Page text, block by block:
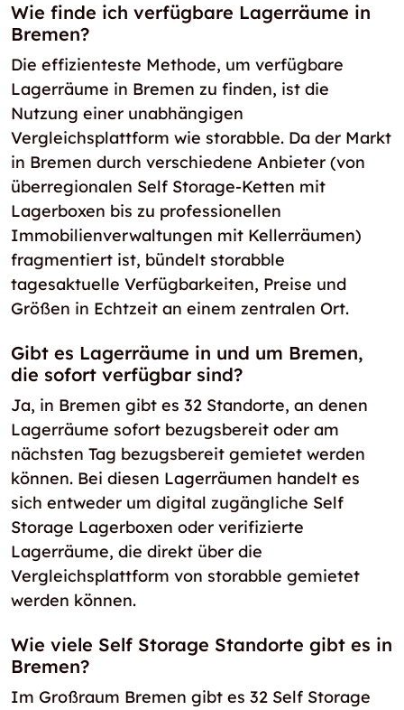
Wie finde ich verfügbare Lagerräume in
Bremen?
Die effizienteste Methode, um verfügbare
Lagerräume in Bremen zu finden, ist die
Nutzung einer unabhängigen
Vergleichsplattform wie storabble. Da der Markt
in Bremen durch verschiedene Anbieter (von
überregionalen Self Storage-Ketten mit
Lagerboxen bis zu professionellen
Immobilienverwaltungen mit Kellerräumen)
fragmentiert ist, bündelt storabble
tagesaktuelle Verfügbarkeiten, Preise und
Größen in Echtzeit an einem zentralen Ort.
Gibt es Lagerräume in und um Bremen,
die sofort verfügbar sind?
Ja, in Bremen gibt es 32 Standorte, an denen
Lagerräume sofort bezugsbereit oder am
nächsten Tag bezugsbereit gemietet werden
können. Bei diesen Lagerräumen handelt es
sich entweder um digital zugängliche Self
Storage Lagerboxen oder verifizierte
Lagerräume, die direkt über die
Vergleichsplattform von storabble gemietet
werden können.
Wie viele Self Storage Standorte gibt es in
Bremen?
Im Großraum Bremen gibt es 32 Self Storage